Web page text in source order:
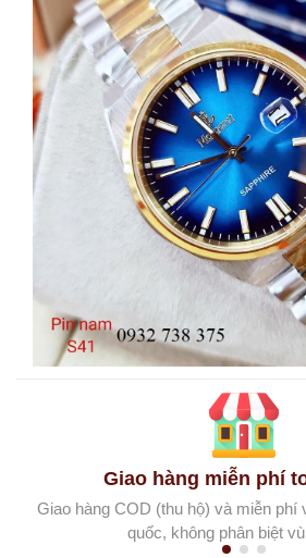
Giao hàng miễn phí
Giao hàng COD (thu hộ) và miễn phí
quốc, không phân biệt